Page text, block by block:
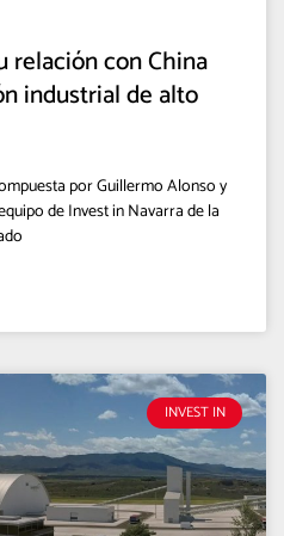
relación con China
industrial de alto
por Guillermo Alonso y
de Invest in Navarra de la
INVEST IN